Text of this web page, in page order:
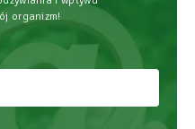
organizm!